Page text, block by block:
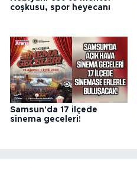
coşkusu, spor heyecanı
Samsun'da 17 ilçede
sinema geceleri!